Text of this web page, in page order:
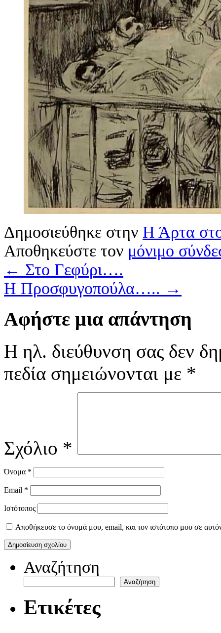
Δημοσιεύθηκε στην Η Άρτα
Αποθηκεύστε τον μόνιμο
← Στο Γεφύρι….
Η Προσφυγοπούλα….. →
Αφήστε μια απάντηση
Η ηλ. διεύθυνση σας δεν
πεδία σημειώνονται με *
Σχόλιο *
Όνομα *
Email *
Ιστότοπος
Αποθήκευσε το όνομά μου, email, και τον ιστότοπο μου σε
Αναζήτηση
Αναζήτηση
Ετικέτες